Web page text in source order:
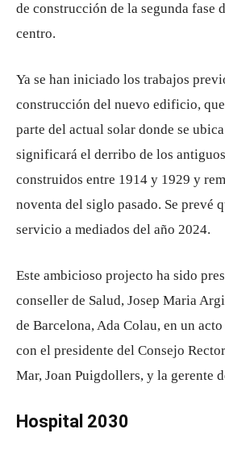
de construcción de la segunda fase
centro.
Ya se han iniciado los trabajos
construcción del nuevo edificio,
parte del actual solar donde se
significará el derribo de los
construidos entre 1914 y 1929 y
noventa del siglo pasado. Se prevé
servicio a mediados del año 2024.
Este ambicioso projecto ha sido
conseller de Salud, Josep Maria
de Barcelona, ​​Ada Colau, en un
con el presidente del Consejo
Mar, Joan Puigdollers, y la gerente
Hospital 2030